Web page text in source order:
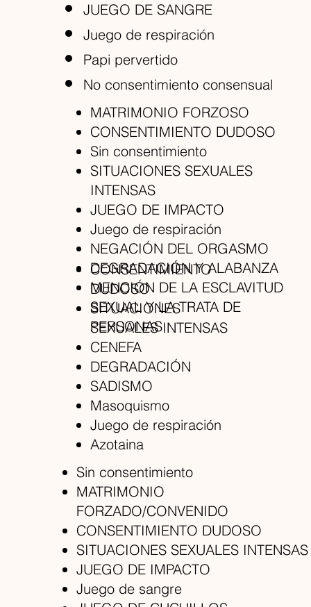
JUEGO DE SANGRE
Juego de respiración
Papi pervertido
No consentimiento consensual
MATRIMONIO FORZOSO
CONSENTIMIENTO DUDOSO
Sin consentimiento
SITUACIONES SEXUALES
INTENSAS
JUEGO DE IMPACTO
Juego de respiración
NEGACIÓN DEL ORGASMO
DEGRADACIÓN Y ALABANZA
MENCIÓN DE LA ESCLAVITUD
SEXUAL Y LA TRATA DE
PERSONAS
CONSENTIMIENTO
DUDOSO
SITUACIONES
SEXUALES INTENSAS
CENEFA
DEGRADACIÓN
SADISMO
Masoquismo
Juego de respiración
Azotaina
Sin consentimiento
MATRIMONIO
FORZADO/CONVENIDO
CONSENTIMIENTO DUDOSO
SITUACIONES SEXUALES INTENSAS
JUEGO DE IMPACTO
Juego de sangre